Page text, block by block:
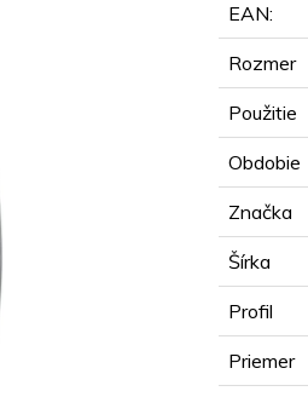
EAN:
Rozmer
Použitie
Obdobie
Značka
Šírka
Profil
Priemer